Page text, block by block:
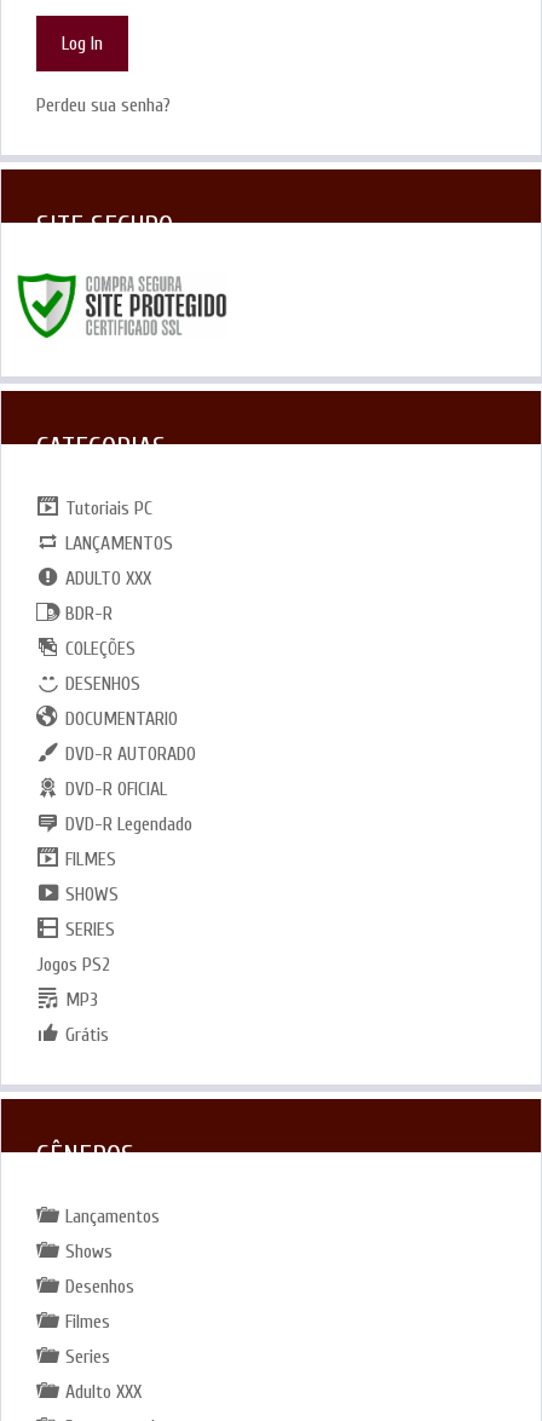
Perdeu sua senha?
SITE SEGURO
CATEGORIAS
Tutoriais PC
LANÇAMENTOS
ADULTO XXX
BDR-R
COLEÇÕES
DESENHOS
DOCUMENTARIO
DVD-R AUTORADO
DVD-R OFICIAL
DVD-R Legendado
FILMES
SHOWS
SERIES
Jogos PS2
MP3
Grátis
GÊNEROS
Lançamentos
Shows
Desenhos
Filmes
Series
Adulto XXX